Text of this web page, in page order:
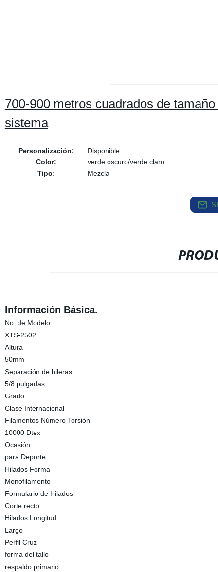
700-900 metros cuadrados de
sistema
Personalización:
Disponible
Color:
verde oscuro/verde claro
Tipo:
Mezcla
Información Básica.
No. de Modelo.
XTS-2502
Altura
50mm
Separación de hileras
5/8 pulgadas
Grado
Clase Internacional
Filamentos Número Torsión
10000 Dtex
Ocasión
para Deporte
Hilados Forma
Monofilamento
Formulario de Hilados
Corte recto
Hilados Longitud
Largo
Perfil Cruz
forma del tallo
respaldo primario